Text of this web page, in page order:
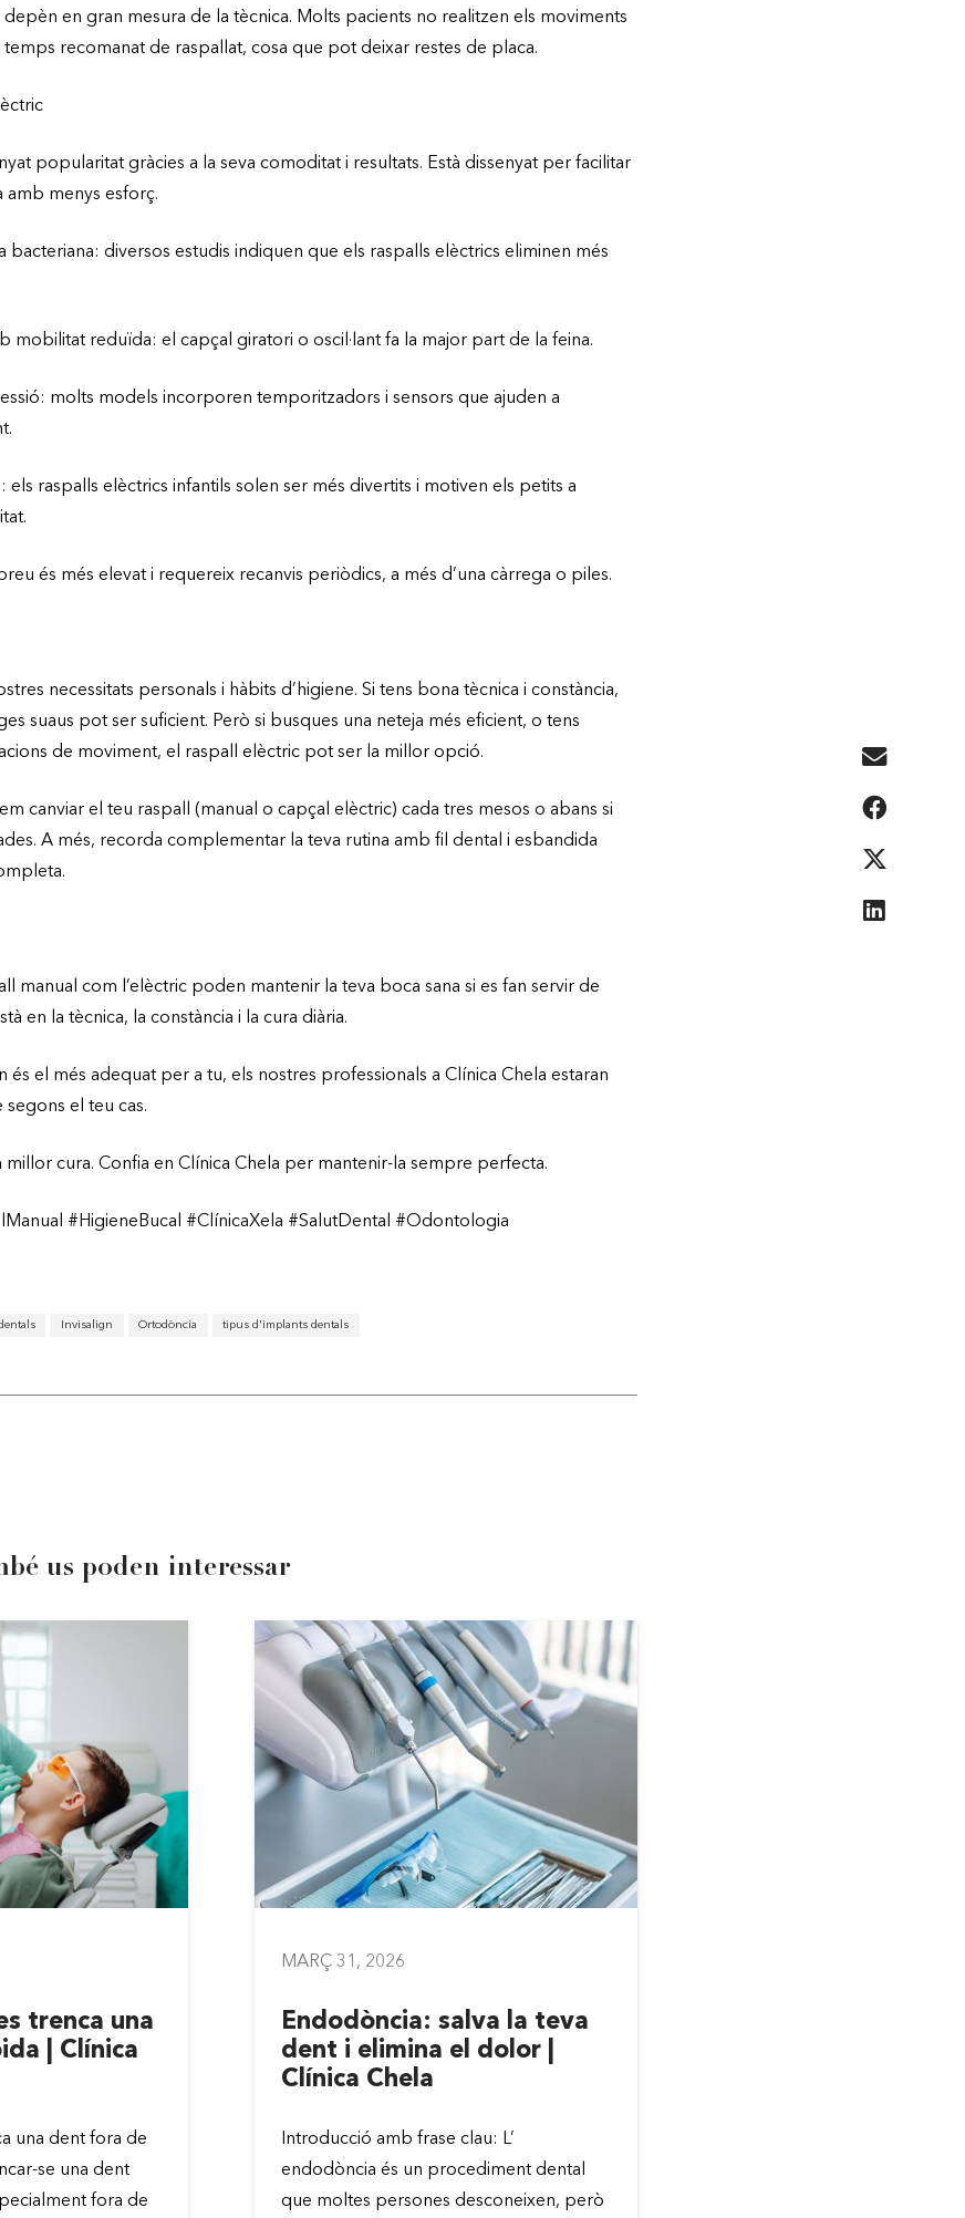
depèn en gran mesura de la tècnica. Molts pacients no realitzen els moviments
recomanat de raspallat, cosa que pot deixar restes de placa.
popularitat gràcies a la seva comoditat i resultats. Està dissenyat per facilitar
amb menys esforç.
bacteriana: diversos estudis indiquen que els raspalls elèctrics eliminen més
mobilitat reduïda: el capçal giratori o oscil·lant fa la major part de la feina.
molts models incorporen temporitzadors i sensors que ajuden a
els raspalls elèctrics infantils solen ser més divertits i motiven els petits a
és més elevat i requereix recanvis periòdics, a més d’una càrrega o piles.
necessitats personals i hàbits d’higiene. Si tens bona tècnica i constància,
suaus pot ser suficient. Però si busques una neteja més eficient, o tens
de moviment, el raspall elèctric pot ser la millor opció.
canviar el teu raspall (manual o capçal elèctric) cada tres mesos o abans si
A més, recorda complementar la teva rutina amb fil dental i esbandida
manual com l’elèctric poden mantenir la teva boca sana si es fan servir de
en la tècnica, la constància i la cura diària.
és el més adequat per a tu, els nostres professionals a Clínica Chela estaran
segons el teu cas.
millor cura. Confia en Clínica Chela per mantenir-la sempre perfecta.
#HigieneBucal #ClínicaXela #SalutDental #Odontologia
Invisalign Ortodòncia tipus d'implants dentals
us poden interessar
trenca una
| Clínica
una dent fora de
se una dent
fora de
MARÇ 31, 2026
Endodòncia: salva la teva
dent i elimina el dolor |
Clínica Chela
Introducció amb frase clau: L’
endodòncia és un procediment dental
que moltes persones desconeixen, però